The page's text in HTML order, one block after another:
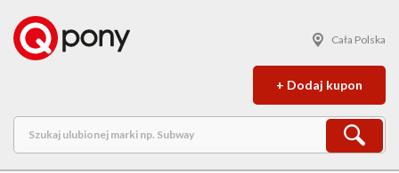
Cała Polska
+ Dodaj kupon